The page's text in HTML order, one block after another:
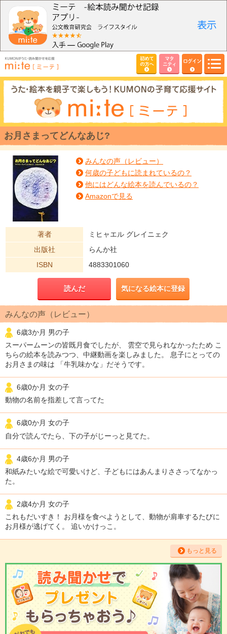
初めて
の方へ
マタ
ニティ
ログイン
お月さまってどんなあじ?
みんなの声（レビュー）
何歳の子どもに読まれているの？
他にはどんな絵本を読んでいるの？
Amazonで見る
著者
ミヒャエル グレイニェク
出版社
らんか社
ISBN
4883301060
読んだ 気になる絵本に登録
みんなの声（レビュー）
6歳3か月 男の子
スーパームーンの皆既月食でしたが、 雲空で見られなかったため こ
ちらの絵本を読みつつ、中継動画を楽しみました。 息子にとっての
お月さまの味は 「牛乳味かな」だそうです。
6歳0か月 女の子
動物の名前を指差して言ってた
6歳0か月 女の子
自分で読んでたら、下の子がじーっと見てた。
4歳6か月 男の子
和紙みたいな絵で可愛いけど、子どもにはあんまりささってなかっ
た。
2歳4か月 女の子
これもだいすき！ お月様を食べようとして、動物が肩車するたびに
お月様が逃げてく。 追いかけっこ。
もっと見る